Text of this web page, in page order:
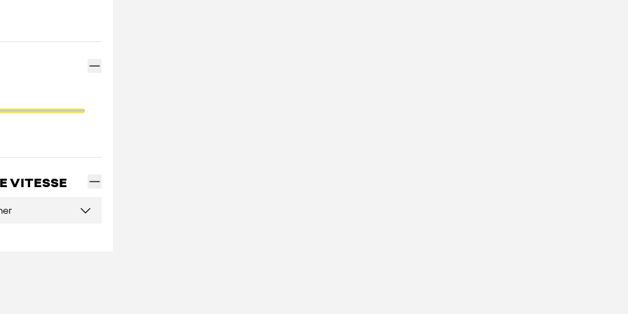
VITESSE